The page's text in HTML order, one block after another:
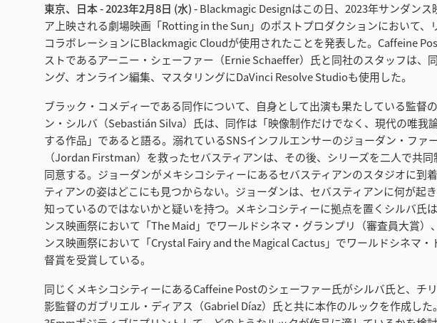
東京、日本 - 2023年2月8日 (水) -Blackmagic Designはこの日、2023年サンダンス
ア上映される劇場映画「Rotting in the Sun」のポストプロダクションにおいて、
コラボレーションにBlackmagic Cloudが使用されたことを発表した。Caffeine
ストであるアーニー・シェーファー（Ernie Schaeffer）氏と同社のスタッフは、
ング、オンライン編集、マスタリングにDaVinci Resolve Studioも使用した。
ブラック・コメディーである同作について、自身として出演も果たしている監督
ン・シルバ（Sebastián Silva）氏は、同作は「映像制作だけでなく、現代の唯我
する作品」であると語る。溺れているSNSインフルエンサーのジョーダン・ファ
（Jordan Firstman）を救ったセバスティアンは、その後、シリーズを二人で共
同意する。ジョーダンがメキシコシティーにあるセバスティアンのスタジオに到
ティアンの姿はどこにも見つからない。ジョーダンは、セバスティアンに何が起
知っているのではないかと疑いを持つ。メキシコシティーに拠点を置くシルバ氏
ンス映画祭において「The Maid」でワールドシネマ・グランプリ（審査員大賞）
ンス映画祭において「Crystal Fairy and the Magical Cactus」でワールドシネマ・
督賞を受賞している。
同じくメキシコシティーにあるCaffeine Postのシェーファー氏がシルバ氏と、チ
影監督のガブリエル・ディアス（Gabriel Díaz）氏と共に本作のルックを作成した